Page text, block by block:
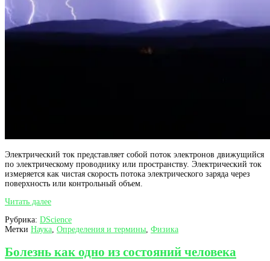
Электрический ток представляет собой поток электронов движущийся
по электрическому проводнику или пространству. Электрический ток
измеряется как чистая скорость потока электрического заряда через
поверхность или контрольный объем.
Читать далееЭлектрический
как
направленный
частиц
Рубрика: DScience
Метки Наука Определения и термины Физика
Болезнь как одно из состояний человека